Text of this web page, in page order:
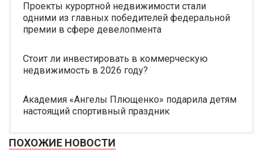
Проекты курортной недвижимости стали
одними из главных победителей федеральной
премии в сфере девелопмента
Стоит ли инвестировать в коммерческую
недвижимость в 2026 году?
Академия «Ангелы Плющенко» подарила детям
настоящий спортивный праздник
ПОХОЖИЕ НОВОСТИ